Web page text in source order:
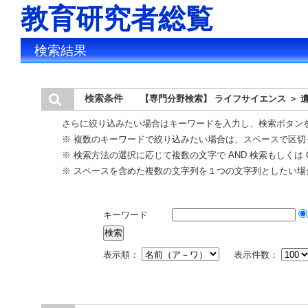
教育研究者総覧
検索結果
検索条件 【専門分野検索】 ライフサイエンス ＞
さらに絞り込みたい場合はキーワードを入力し、検索ボタ
※ 複数のキーワードで絞り込みたい場合は、スペースで区
※ 検索方法の選択に応じて複数の文字で AND 検索もしくは
※ スペースを含めた複数の文字列を１つの文字列としたい
キーワード
表示順： 表示件数：